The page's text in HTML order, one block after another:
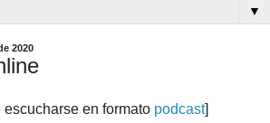
▼
2020
en formato podcast]